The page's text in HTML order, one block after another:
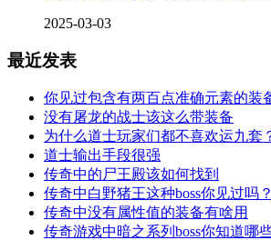
2025-03-03
最近发表
你见过包含有两百点准确元素的装
没有屠龙的战士该这么带装备
为什么道士玩家们都不喜欢运九套
道士输出手段很强
传奇中的尸王殿该如何找到
传奇中白野猪王这种boss你见过吗？
传奇中没有属性值的装备有啥用
传奇游戏中暗之系列boss你知道哪